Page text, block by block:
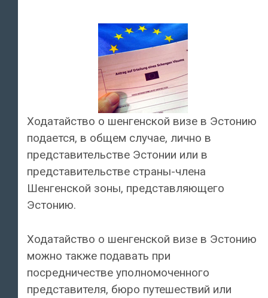
Ходатайство о шенгенской визе в Эстонию
подается, в общем случае, лично в
представительстве Эстонии или в
представительстве страны-члена
Шенгенской зоны, представляющего
Эстонию.
Ходатайство о шенгенской визе в Эстонию
можно также подавать при
посредничестве уполномоченного
представителя, бюро путешествий или